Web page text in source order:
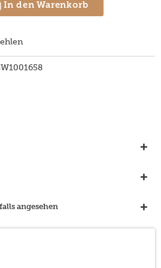
In den Warenkorb
angesehen